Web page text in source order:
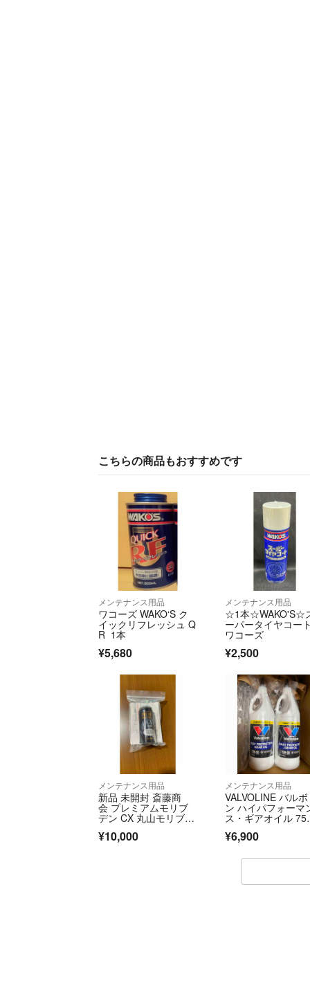
こちらの商品もおすすめです
メンテナンス用品
ワコーズ WAKO‘S ク
イックリフレッシュ Q
R 1本
¥5,680
メンテナンス用品
☆1本☆WAKO'S☆
ーパータイヤコー
ワコーズ
¥2,500
メンテナンス用品
新品 未開封 斎藤商
会 プレミアムモリブ
デン CX 丸山モリブデ
ン R134a
¥10,000
メンテナンス用品
VALVOLINE バルボ
ン ハイパフォーマ
ス・ギアオイル
0 1USQt 新品2本セ
ト
¥6,900